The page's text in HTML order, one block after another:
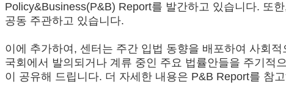
Policy&Business(P&B) Report를 발간하고 있습니다. 또
공동 주관하고 있습니다.
이에 추가하여, 센터는 주간 입법 동향을 배포하여 사회
국회에서 발의되거나 계류 중인 주요 법률안들을 주기적
이 공유해 드립니다. 더 자세한 내용은 P&B Report를 참